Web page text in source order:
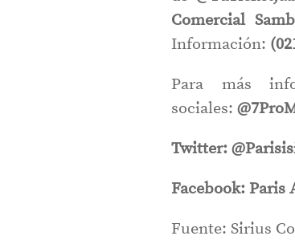
Comercial
Información:
Para más
sociales:
Twitter:
Facebook: Paris
Fuente: Sirius